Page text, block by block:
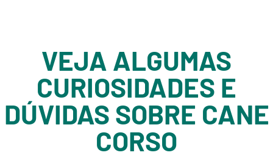
VEJA ALGUMAS
CURIOSIDADES E
DÚVIDAS SOBRE CANE
CORSO